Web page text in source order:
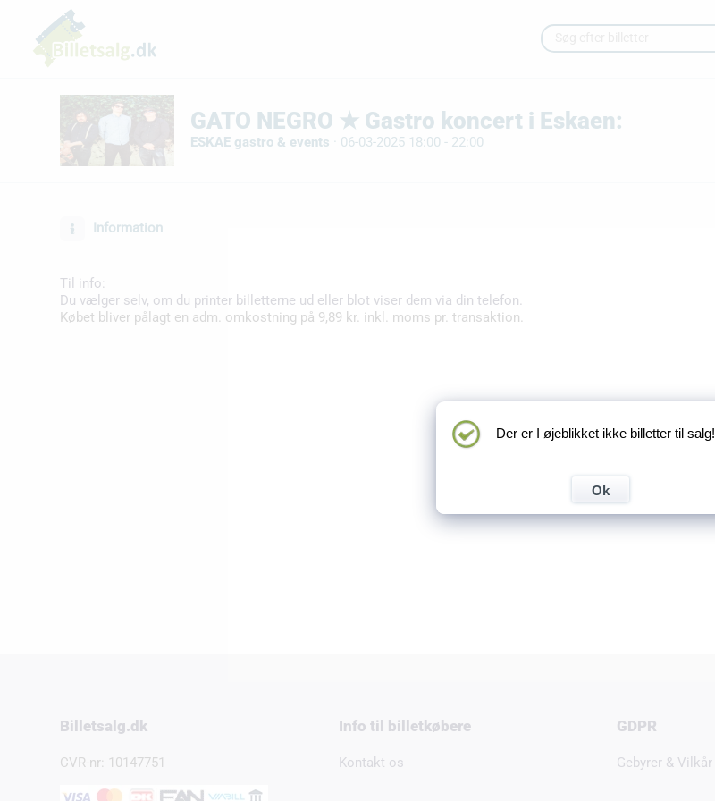
GATO NEGRO ★ Gastro koncert i Eskaen:
ESKAE gastro & events · 06-03-2025 18:00 - 22:00
Information
Til info:
Du vælger selv, om du printer billetterne ud eller blot viser dem via din telefon.
Købet bliver pålagt en adm. omkostning på 9,89 kr. inkl. moms pr. transaktion.
Der er I øjeblikket ikke billetter til salg!
Ok
Billetsalg.dk
CVR-nr: 10147751
Info til billetkøbere
Kontakt os
GDPR
Gebyrer & Vilkår